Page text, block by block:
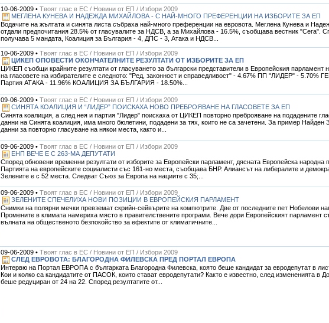
10-06-2009 • Твоят глас в ЕС / Новини от ЕП / Избори 2009
МЕГЛЕНА КУНЕВА И НАДЕЖДА МИХАЙЛОВА - С НАЙ-МНОГО ПРЕФЕРЕНЦИИ НА ИЗБОРИТЕ ЗА ЕП
Водачите на жълтата и синята листа събраха най-много преференции на евровота. Меглена Кунева и
отдали предпочитания 28.5% от гласувалите за НДСВ, а за Михайлова - 16.5%, съобщава вестник "Сега".
получава 5 мандата, Коалиция за България - 4, ДПС - 3, Атака и НДСВ...
10-06-2009 • Твоят глас в ЕС / Новини от ЕП / Избори 2009
ЦИКЕП ОПОВЕСТИ ОКОНЧАТЕЛНИТЕ РЕЗУЛТАТИ ОТ ИЗБОРИТЕ ЗА ЕП
ЦИКЕП съобщи крайните резултати от гласуването за български представители в Европейския парламент
на гласовете на избирателите е следното: "Ред, законност и справедливост" - 4.67% ПП "ЛИДЕР" - 5.70%
Партия АТАКА - 11.96% КОАЛИЦИЯ ЗА БЪЛГАРИЯ - 18.50%...
09-06-2009 • Твоят глас в ЕС / Новини от ЕП / Избори 2009
СИНЯТА КОАЛИЦИЯ И “ЛИДЕР” ПОИСКАХА НОВО ПРЕБРОЯВАНЕ НА ГЛАСОВЕТЕ ЗА ЕП
Синята коалиция, а след нея и партия "Лидер" поискаха от ЦИКЕП повторно преброяване на подадените
данни на Синята коалиция, има много бюлетини, подадени за тях, които не са зачетени. За пример
данни за повторно гласуване на някои места, както и...
09-06-2009 • Твоят глас в ЕС / Новини от ЕП / Избори 2009
ЕНП ВЕЧЕ Е С 263-МА ДЕПУТАТИ
Според обновени временни резултати от изборите за Европейски парламент, дясната Европейска
Партията на европейските социалисти със 161-но места, съобщава БНР. Алиансът на либералите и
Зелените е с 52 места. Следват Съюз за Европа на нациите с 35;...
09-06-2009 • Твоят глас в ЕС / Новини от ЕП / Избори 2009
ЗЕЛЕНИТЕ СПЕЧЕЛИХА НОВИ ПОЗИЦИИ В ЕВРОПЕЙСКИЯ ПАРЛАМЕНТ
Снимки на полярни мечки превземат скрийн-сейвърите на компютрите. Две от последните пет Нобелови
Промените в климата намериха място в правителствените програми. Вече дори Европейският парламент
вълната на общественото безпокойство за ефектите от климатичните...
09-06-2009 • Твоят глас в ЕС / Новини от ЕП / Избори 2009
СЛЕД ЕВРОВОТА: БЛАГОРОДНА ФИЛЕВСКА ПРЕД ПОРТАЛ ЕВРОПА
Интервю на Портал ЕВРОПА с българката Благородна Филевска, която беше кандидат за евродепутат в
Кои и колко са кандидатите от ПАСОК, които стават евродепутати? Както е известно, след измененията в
беше редуциран от 24 на 22. Според резултатите от...